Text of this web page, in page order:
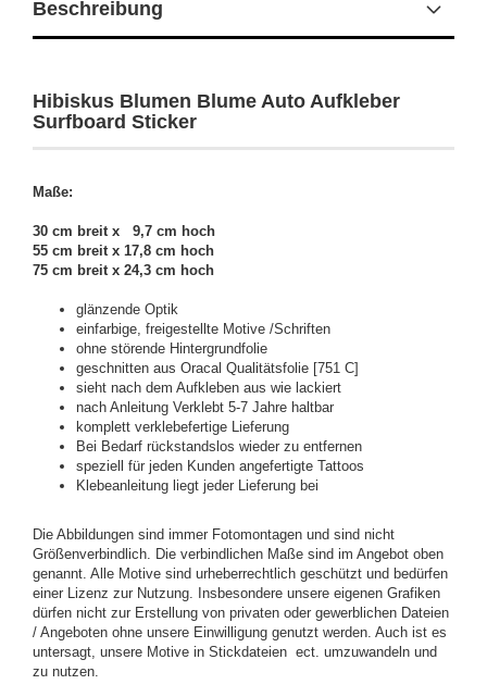
Beschreibung
Hibiskus Blumen Blume Auto Aufkleber
Surfboard Sticker
Maße:
30 cm breit x 9,7 cm hoch
55 cm breit x 17,8 cm hoch
75 cm breit x 24,3 cm hoch
glänzende Optik
einfarbige, freigestellte Motive /Schriften
ohne störende Hintergrundfolie
geschnitten aus Oracal Qualitätsfolie [751 C]
sieht nach dem Aufkleben aus wie lackiert
nach Anleitung Verklebt 5-7 Jahre haltbar
komplett verklebefertige Lieferung
Bei Bedarf rückstandslos wieder zu entfernen
speziell für jeden Kunden angefertigte Tattoos
Klebeanleitung liegt jeder Lieferung bei
Die Abbildungen sind immer Fotomontagen und sind nicht
Größenverbindlich. Die verbindlichen Maße sind im Angebot oben
genannt. Alle Motive sind urheberrechtlich geschützt und bedürfen
einer Lizenz zur Nutzung. Insbesondere unsere eigenen Grafiken
dürfen nicht zur Erstellung von privaten oder gewerblichen Dateien
/ Angeboten ohne unsere Einwilligung genutzt werden. Auch ist es
untersagt, unsere Motive in Stickdateien ect. umzuwandeln und
zu nutzen.